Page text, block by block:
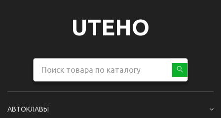
UTEHO
АВТОКЛАВЫ